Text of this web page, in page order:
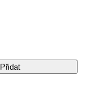
Přidat